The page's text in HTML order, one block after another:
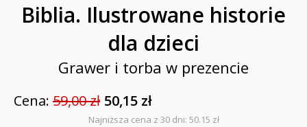
Dyplomy dla dzieci
Emocje i wartości
Biblia. Ilustrowane historie
dla dzieci
Grawer i torba w prezencie
Cena: 59,00 zł 50,15 zł
Najniższa cena z 30 dni: 50.15 zł